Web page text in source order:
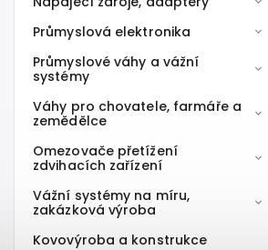
Průmyslová elektronika
Průmyslové váhy a vážní
systémy
Váhy pro chovatele, farmáře a
zemědělce
Omezovače přetížení
zdvihacích zařízení
Vážní systémy na míru,
zakázková výroba
Kovovýroba a konstrukce